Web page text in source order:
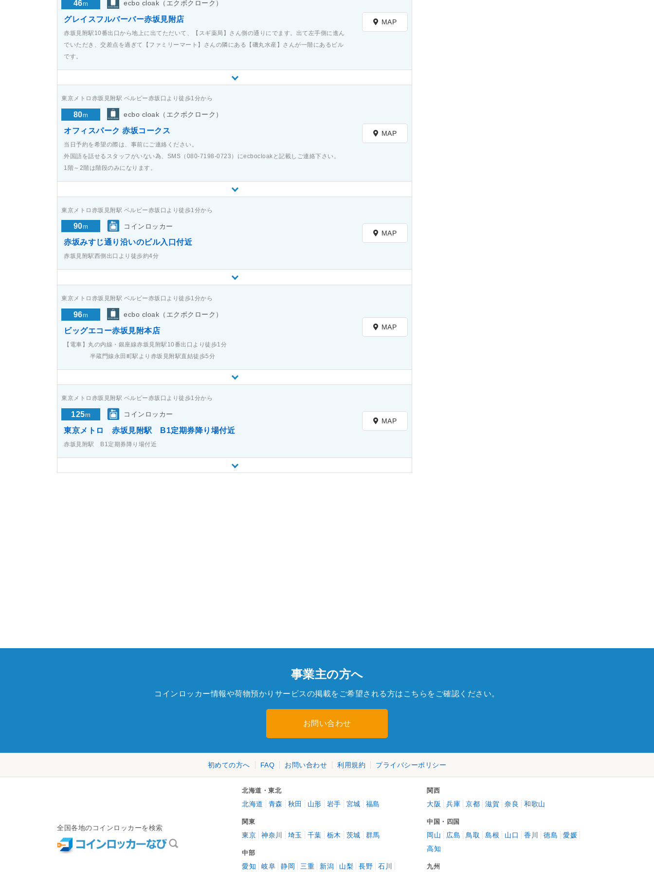
46m ecbo cloak（エクボクローク）
グレイスフルバーバー赤坂見附店
赤坂見附駅10番出口から地上に出てただいて、【スギ薬局】さん側の通りにでます。出て左手側に進ん
でいただき、交差点を過ぎて【ファミリーマート】さんの隣にある【磯丸水産】さんが一階にあるビル
です。
MAP
東京メトロ赤坂見附駅 ベルビー赤坂口より徒歩1分から
80m ecbo cloak（エクボクローク）
オフィスパーク 赤坂コークス
当日予約を希望の際は、事前にご連絡ください。
外国語を話せるスタッフがいない為、SMS（080-7198-0723）にecbocloakと記載しご連絡下さい。
1階～2階は階段のみになります。
MAP
東京メトロ赤坂見附駅 ベルビー赤坂口より徒歩1分から
90m コインロッカー
赤坂みすじ通り沿いのビル入口付近
赤坂見附駅西側出口より徒歩約4分
MAP
東京メトロ赤坂見附駅 ベルビー赤坂口より徒歩1分から
96m ecbo cloak（エクボクローク）
ビッグエコー赤坂見附本店
【電車】丸の内線・銀座線赤坂見附駅10番出口より徒歩1分
半蔵門線永田町駅より赤坂見附駅直結徒歩5分
MAP
東京メトロ赤坂見附駅 ベルビー赤坂口より徒歩1分から
125m コインロッカー
東京メトロ 赤坂見附駅 B1定期券降り場付近
赤坂見附駅 B1定期券降り場付近
MAP
事業主の方へ
コインロッカー情報や荷物預かりサービスの掲載をご希望される方はこちらをご確認ください。
お問い合わせ
初めての方へ FAQ お問い合わせ 利用規約 プライバシーポリシー
全国各地のコインロッカーを検索
北海道・東北
北海道 青森 秋田 山形 岩手 宮城 福島
関東
東京 神奈川 埼玉 千葉 栃木 茨城 群馬
中部
愛知 岐阜 静岡 三重 新潟 山梨 長野 石川
関西
大阪 兵庫 京都 滋賀 奈良 和歌山
中国・四国
岡山 広島 鳥取 島根 山口 香川 徳島
愛媛
高知
九州